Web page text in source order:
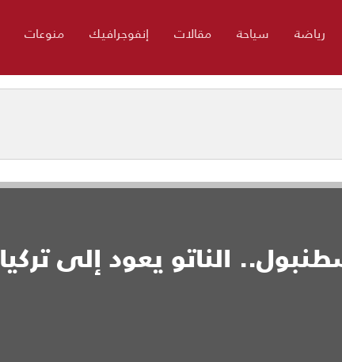
رياضة سياحة مقالات إنفوجرافيك منوعات
إسطنبول.. الناتو يعود إلى تركيا